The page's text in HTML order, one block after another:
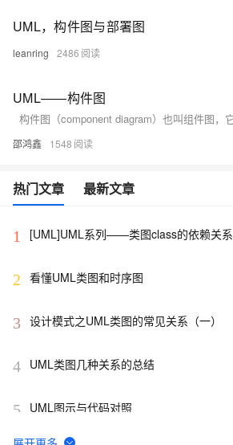
UML，构件图与部署图
leanring 2486
UML——构件图
邵鸿鑫 1548
热门文章 最新文章
1 [UML]UML系列——类图class的依赖关系
2 看懂UML类图和时序图
3 设计模式之UML类图的常见关系（一）
4 UML类图几种关系的总结
5 UML图示与代码对照